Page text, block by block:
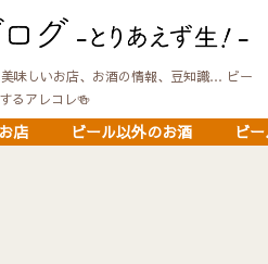
味しいお店、お酒の情報、豆知識… ビー
るアレコレ🍻
店 ビール以外のお酒 ビ